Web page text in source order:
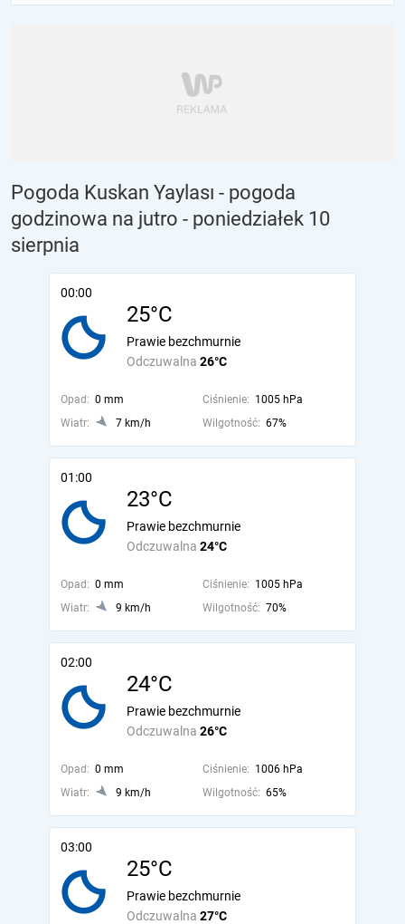
Pogoda Kuskan Yaylası - pogoda
godzinowa na jutro - poniedziałek 10
sierpnia
00:00
25°C
Odczuwalna 26°C
Prawie bezchmurnie
Opad: 0 mm Ciśnienie: 1005 hPa
Wiatr:
7 km/h Wilgotność: 67%
01:00
23°C
Odczuwalna 24°C
Prawie bezchmurnie
Opad: 0 mm Ciśnienie: 1005 hPa
Wiatr:
9 km/h Wilgotność: 70%
02:00
24°C
Odczuwalna 26°C
Prawie bezchmurnie
Opad: 0 mm Ciśnienie: 1006 hPa
Wiatr:
9 km/h Wilgotność: 65%
03:00
25°C
Odczuwalna 27°C
Prawie bezchmurnie